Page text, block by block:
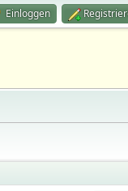
Einloggen